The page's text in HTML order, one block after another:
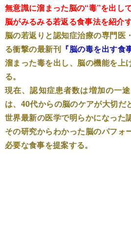
無意識に溜まった脳の“毒”を出し
脳がみるみる若返る食事法を紹介
脳の若返りと認知症治療の専門医
る衝撃の最新刊 『脳の毒を出す食
溜まった毒を出し、脳の機能を上
る。
現在、認知症患者数は増加の一
は、40代からの脳のケアが大切だ
世界最新の医学で明らかになった
その研究からわかった脳のパフォ
必要な食事を提案する。